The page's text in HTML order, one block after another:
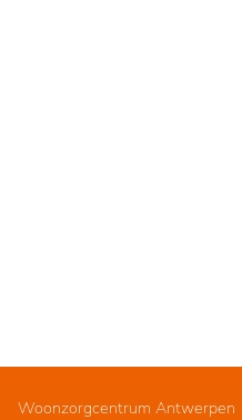
Woonzorgcentrum Antwerpen